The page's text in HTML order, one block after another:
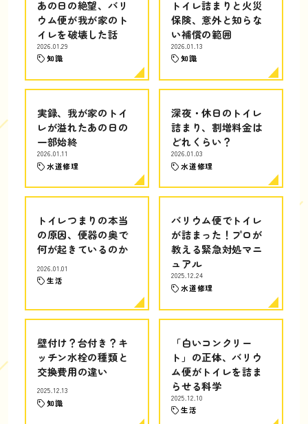
あの日の絶望、バリ
ウム便が我が家のト
イレを破壊した話
2026.01.29
知識
トイレ詰まりと火災
保険、意外と知らな
い補償の範囲
2026.01.13
知識
実録、我が家のトイ
レが溢れたあの日の
一部始終
2026.01.11
水道修理
深夜・休日のトイレ
詰まり、割増料金は
どれくらい？
2026.01.03
水道修理
トイレつまりの本当
の原因、便器の奥で
何が起きているのか
2026.01.01
生活
バリウム便でトイレ
が詰まった！プロが
教える緊急対処マニ
ュアル
2025.12.24
水道修理
壁付け？台付き？キ
ッチン水栓の種類と
交換費用の違い
2025.12.13
知識
「白いコンクリー
ト」の正体、バリウ
ム便がトイレを詰ま
らせる科学
2025.12.10
生活